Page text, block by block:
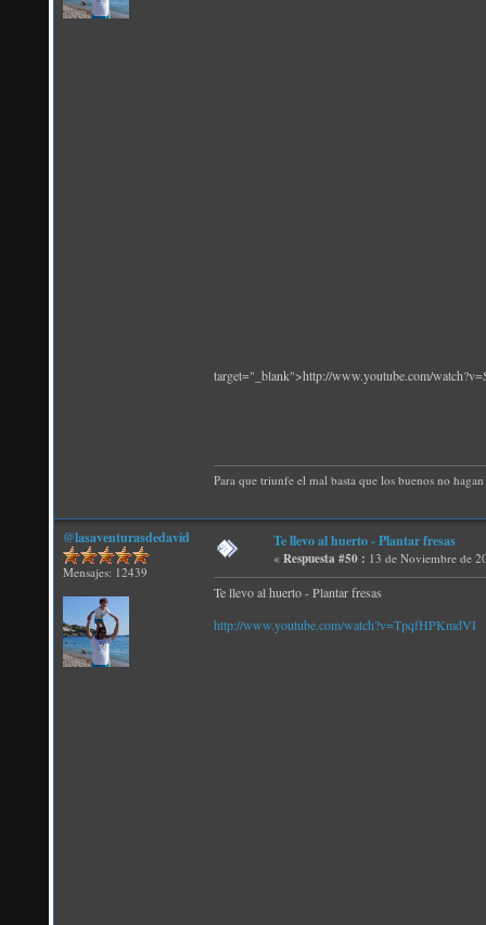
target="_blank">http://www.youtube.com/
Para que triunfe el mal basta que los buenos no
@lasaventurasdedavid
Mensajes: 12439
Te llevo al huerto - Plantar fresas
« Respuesta #50 : 13 de Noviembre de
Te llevo al huerto - Plantar fresas
http://www.youtube.com/watch?v=TpqfHPKmdVI